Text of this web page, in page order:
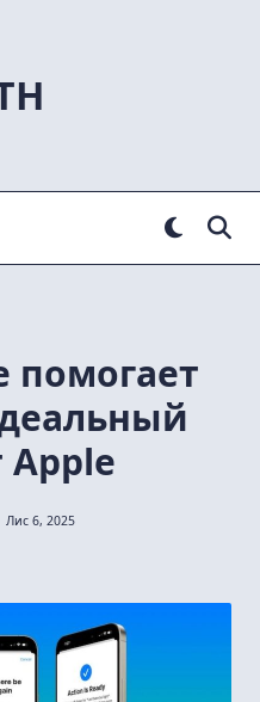
помогает
Apple
Лис 6, 2025